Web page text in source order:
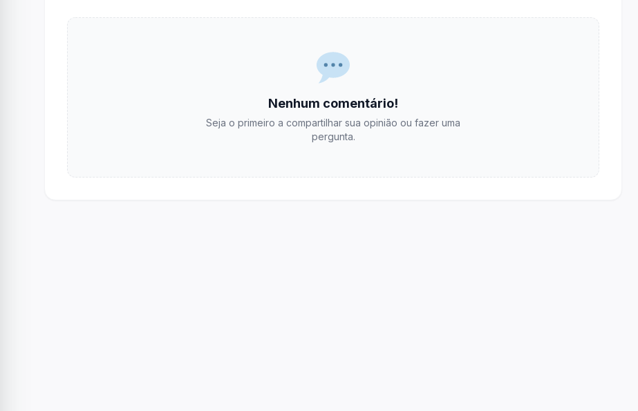
Nenhum comentário!
Seja o primeiro a compartilhar sua opinião ou fazer uma
pergunta.